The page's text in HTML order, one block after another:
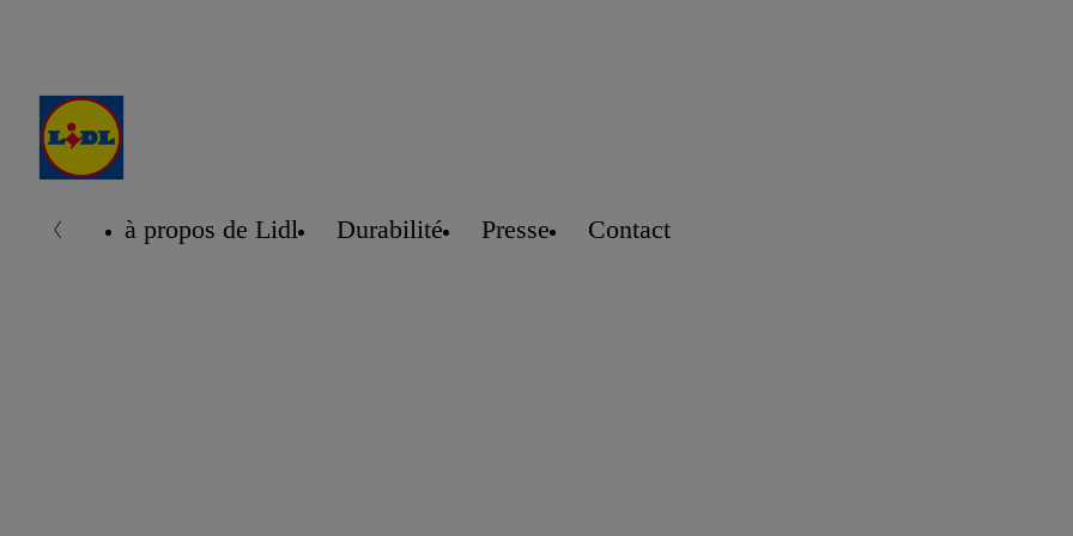
à propos de Lidl Durabilité Presse Contact